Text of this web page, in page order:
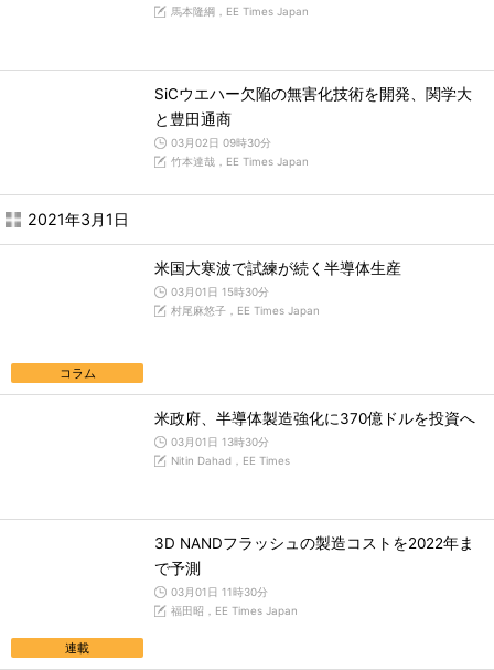
馬本隆綱，EE Times Japan
SiCウエハー欠陥の無害化技術を開発、関学大
と豊田通商
03月02日 09時30分
竹本達哉，EE Times Japan
2021年3月1日
コラム
米国大寒波で試練が続く半導体生産
03月01日 15時30分
村尾麻悠子，EE Times Japan
米政府、半導体製造強化に370億ドルを投資へ
03月01日 13時30分
Nitin Dahad，EE Times
連載
3D NANDフラッシュの製造コストを2022年ま
で予測
03月01日 11時30分
福田昭，EE Times Japan